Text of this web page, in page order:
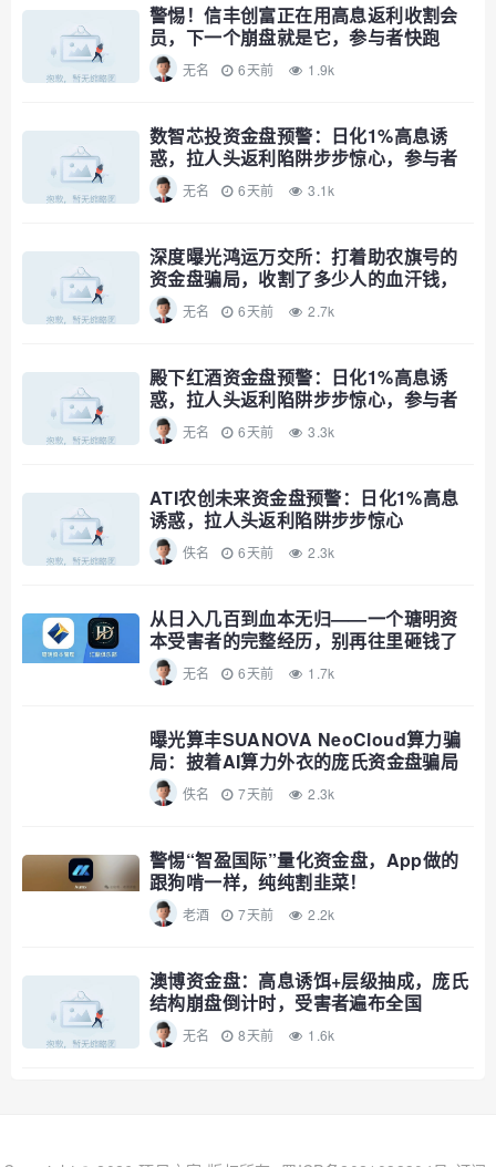
警惕！信丰创富正在用高息返利收割会
员，下一个崩盘就是它，参与者快跑
无名 6天前 1.9k
数智芯投资金盘预警：日化1%高息诱
惑，拉人头返利陷阱步步惊心，参与者
速避无名 6天前 3.1k
深度曝光鸿运万交所：打着助农旗号的
资金盘骗局，收割了多少人的血汗钱，
远离！
无名 6天前 2.7k
殿下红酒资金盘预警：日化1%高息诱
惑，拉人头返利陷阱步步惊心，参与者
速避无名 6天前 3.3k
ATI农创未来资金盘预警：日化1%高息
诱惑，拉人头返利陷阱步步惊心
佚名 6天前 2.3k
从日入几百到血本无归——一个瑭明资
本受害者的完整经历，别再往里砸钱了
无名 6天前 1.7k
曝光算丰SUANOVA NeoCloud算力骗
局：披着AI算力外衣的庞氏资金盘骗局
佚名 7天前 2.3k
警惕“智盈国际”量化资金盘，App做的
跟狗啃一样，纯纯割韭菜！
老酒 7天前 2.2k
澳博资金盘：高息诱饵+层级抽成，庞氏
结构崩盘倒计时，受害者遍布全国
无名 8天前 1.6k